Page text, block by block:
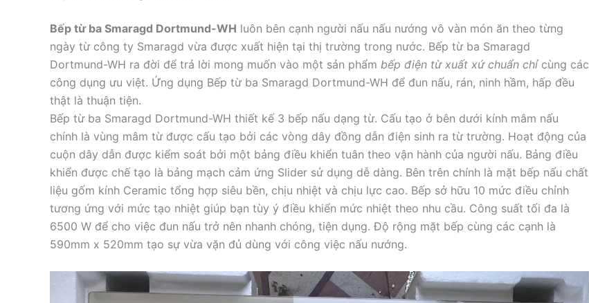
Bếp từ ba Smaragd Dortmund-WH luôn bên cạnh người nấu nấu nướng vô vàn món ăn theo từng
ngày từ công ty Smaragd vừa được xuất hiện tại thị trường trong nước. Bếp từ ba Smaragd
Dortmund-WH ra đời để trả lời mong muốn vào một sản phẩm bếp điện từ xuất xứ chuẩn chỉcùng các
công dụng ưu việt. Ứng dụng Bếp từ ba Smaragd Dortmund-WH để đun nấu, rán, ninh hầm, hấp đều
thật là thuận tiện.
Bếp từ ba Smaragd Dortmund-WH thiết kế 3 bếp nấu dạng từ. Cấu tạo ở bên dưới kính mâm nấu
chính là vùng mâm từ được cấu tạo bởi các vòng dây đồng dẫn điện sinh ra từ trường. Hoạt động của
cuộn dây dẫn được kiểm soát bởi một bảng điều khiển tuân theo vận hành của người nấu. Bảng điều
khiển được chế tạo là bảng mạch cảm ứng Slider sử dụng dễ dàng. Bên trên chính là mặt bếp nấu chất
liệu gốm kính Ceramic tổng hợp siêu bền, chịu nhiệt và chịu lực cao. Bếp sở hữu 10 mức điều chỉnh
tương ứng với mức tạo nhiệt giúp bạn tùy ý điều khiển mức nhiệt theo nhu cầu. Công suất tối đa là
6500 W để cho việc đun nấu trở nên nhanh chóng, tiện dụng. Độ rộng mặt bếp cùng các cạnh là
590mm x 520mm tạo sự vừa vặn đủ dùng với công việc nấu nướng.